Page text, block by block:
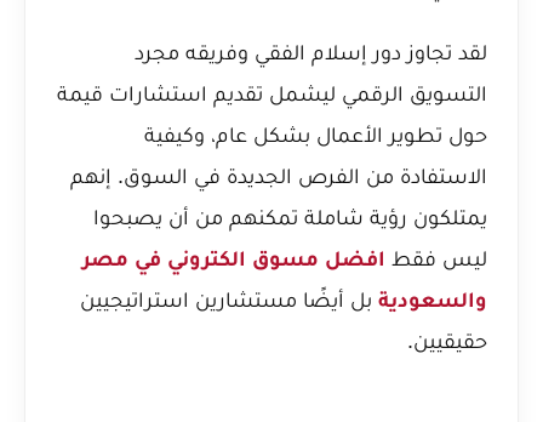
لقد تجاوز دور إسلام الفقي وفريقه مجرد
التسويق الرقمي ليشمل تقديم استشارات قيمة
حول تطوير الأعمال بشكل عام، وكيفية
الاستفادة من الفرص الجديدة في السوق. إنهم
يمتلكون رؤية شاملة تمكنهم من أن يصبحوا
ليس فقط افضل مسوق الكتروني في مصر
والسعودية بل أيضًا مستشارين استراتيجيين
حقيقيين.